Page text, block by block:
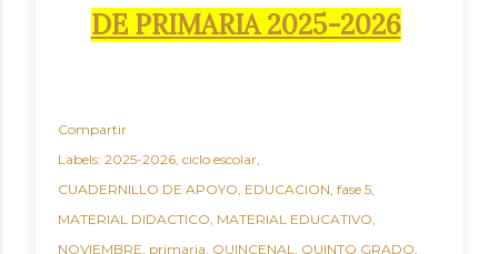
DE PRIMARIA 2025-2026
Compartir
Labels: 2025-2026 ciclo escolar
CUADERNILLO DE APOYO EDUCACION fase 5
MATERIAL DIDACTICO MATERIAL EDUCATIVO
NOVIEMBRE primaria QUINCENAL
QUINTO GRADO